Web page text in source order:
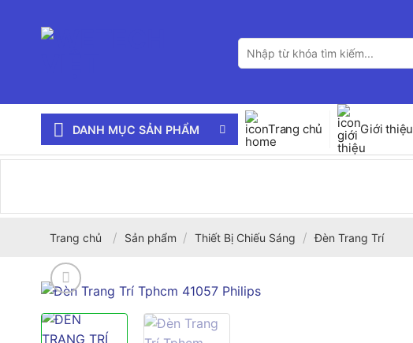
Tìm
kiếm:
DANH MỤC SẢN PHẨM Trang chủ Giới thiệu
Trang chủ / Sản phẩm / Thiết Bị Chiếu Sáng / Đèn Trang Trí